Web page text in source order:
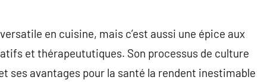
en cuisine, mais c’est aussi une épice aux
et thérapeututiques. Son processus de culture
ses avantages pour la santé la rendent inestimable